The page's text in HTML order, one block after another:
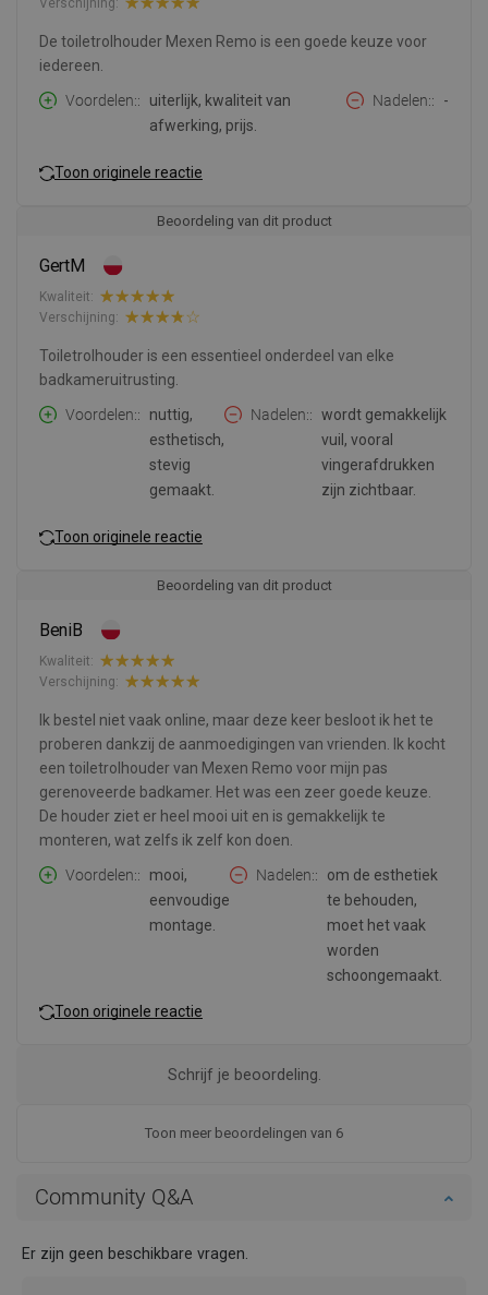
Verschijning:
De toiletrolhouder Mexen Remo is een goede keuze voor
iedereen.
Voordelen:
uiterlijk, kwaliteit van
afwerking, prijs.
Nadelen: -
Toon originele reactie
Beoordeling van dit product
GertM
Kwaliteit:
Verschijning:
Toiletrolhouder is een essentieel onderdeel van elke
badkameruitrusting.
Voordelen:
nuttig,
esthetisch,
stevig
gemaakt.
Nadelen:
wordt gemakkelijk
vuil, vooral
vingerafdrukken
zijn zichtbaar.
Toon originele reactie
Beoordeling van dit product
BeniB
Kwaliteit:
Verschijning:
Ik bestel niet vaak online, maar deze keer besloot ik het te
proberen dankzij de aanmoedigingen van vrienden. Ik kocht
een toiletrolhouder van Mexen Remo voor mijn pas
gerenoveerde badkamer. Het was een zeer goede keuze.
De houder ziet er heel mooi uit en is gemakkelijk te
monteren, wat zelfs ik zelf kon doen.
Voordelen:
mooi,
eenvoudige
montage.
Nadelen:
om de esthetiek
te behouden,
moet het vaak
worden
schoongemaakt.
Toon originele reactie
Toon meer beoordelingen van 6
Schrijf je beoordeling.
Community Q&A
Er zijn geen beschikbare vragen.